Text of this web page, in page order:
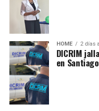
HOME 2 días
DICRIM
en Santiago